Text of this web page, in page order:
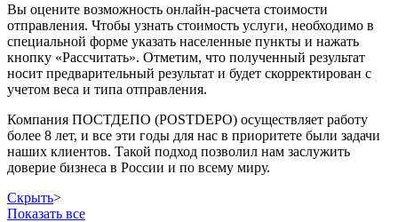
Вы оцените возможность онлайн-расчета стоимости
отправления. Чтобы узнать стоимость услуги, необходимо в
специальной форме указать населенные пункты и нажать
кнопку «Рассчитать». Отметим, что полученный результат
носит предварительный результат и будет скорректирован с
учетом веса и типа отправления.
Компания ПОСТДЕПО (POSTDEPO) осуществляет работу
более 8 лет, и все эти годы для нас в приоритете были задачи
наших клиентов. Такой подход позволил нам заслужить
доверие бизнеса в России и по всему миру.
Скрыть>
Показать все